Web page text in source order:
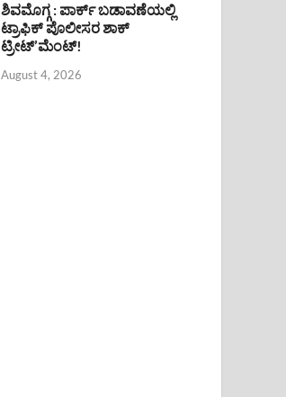
ಶಿವಮೊಗ್ಗ : ಪಾರ್ಕ್ ಬಡಾವಣೆಯಲ್ಲಿ
ಟ್ರಾಫಿಕ್ ಪೊಲೀಸರ ಶಾಕ್
ಟ್ರೀಟ್’ಮೆಂಟ್!
August 4, 2026